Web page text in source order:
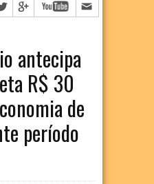
antecipa
R$ 30
de
período